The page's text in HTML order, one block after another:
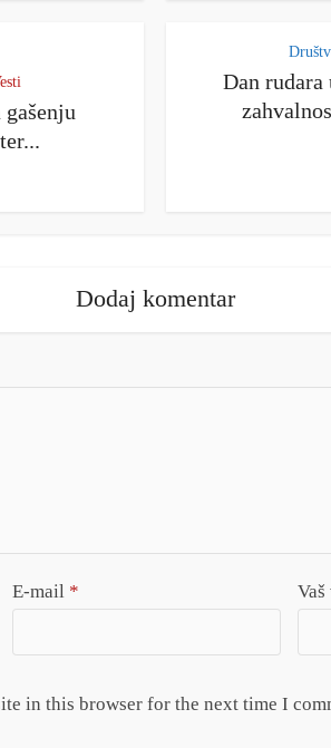
Dan
Dodaj komentar
E-mail *
in this browser for the next time I